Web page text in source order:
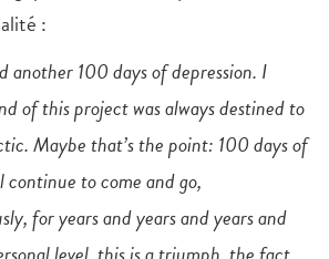
:
another 100 days of depression. I
of this project was always destined to
Maybe that’s the point: 100 days of
continue to come and go,
for years and years and years and